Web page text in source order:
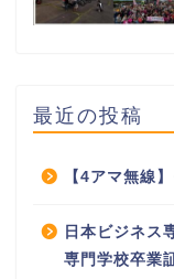
最近の投稿
【4アマ無線
日本ビジネス
専門学校卒業